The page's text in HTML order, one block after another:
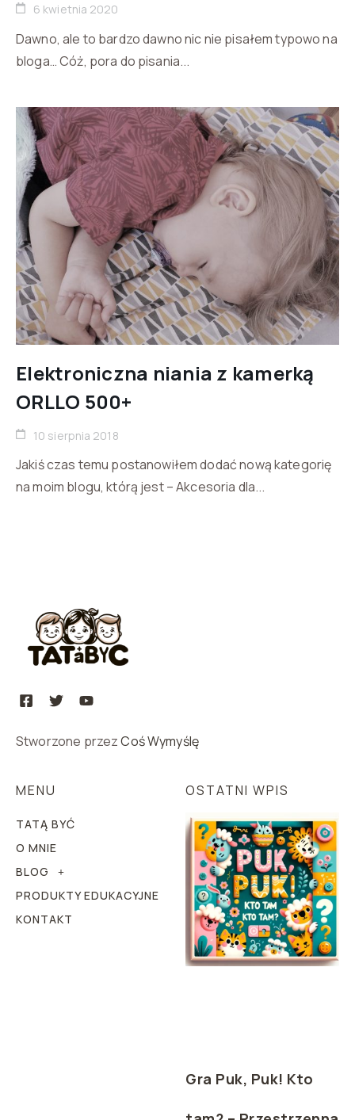
6 kwietnia 2020
Dawno, ale to bardzo dawno nic nie pisałem typowo na
bloga… Cóż, pora do pisania...
Elektroniczna niania z kamerką
ORLLO 500+
10 sierpnia 2018
Jakiś czas temu postanowiłem dodać nową kategorię
na moim blogu, którą jest – Akcesoria dla...
Stworzone przezCoś Wymyślę
MENU
TATĄ BYĆ
O MNIE
BLOG
PRODUKTY EDUKACYJNE
KONTAKT
OSTATNI WPIS
Gra Puk, Puk! Kto